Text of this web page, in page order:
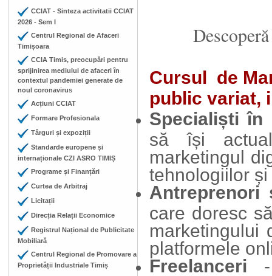
CCIAT - Sinteza activitatii CCIAT
2026 - Sem I
Centrul Regional de Afaceri
Timișoara
CCIA Timis, preocupări pentru
sprijinirea mediului de afaceri în
contextul pandemiei generate de
noul coronavirus
Acțiuni CCIAT
Formare Profesionala
Târguri și expoziții
Standarde europene și
internaționale CZI ASRO TIMIȘ
Programe și Finanțări
Curtea de Arbitraj
Licitații
Direcția Relații Economice
Registrul Național de Publicitate
Mobiliară
Centrul Regional de Promovare a
Proprietății Industriale Timiș
Cursul de
public variat,
Specialiști în
să își
marketingul
tehnologiilor
Antreprenori
care doresc
marketingului
platformele
Freelanceri -